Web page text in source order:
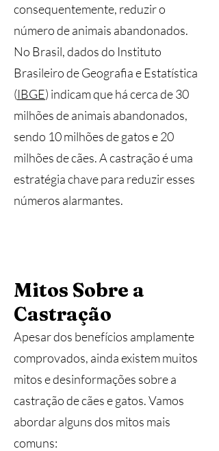
consequentemente, reduzir o
número de animais abandonados.
No Brasil, dados do Instituto
Brasileiro de Geografia e Estatística
(IBGE) indicam que há cerca de 30
milhões de animais abandonados,
sendo 10 milhões de gatos e 20
milhões de cães. A castração é uma
estratégia chave para reduzir esses
números alarmantes.
Mitos Sobre a
Castração
Apesar dos benefícios amplamente
comprovados, ainda existem muitos
mitos e desinformações sobre a
castração de cães e gatos. Vamos
abordar alguns dos mitos mais
comuns: